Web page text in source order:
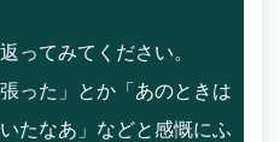
ってみてください。
った」とか「あのときは
たなあ」などと感慨にふ